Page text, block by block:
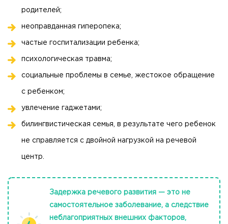
родителей;
неоправданная гиперопека;
частые госпитализации ребенка;
психологическая травма;
социальные проблемы в семье, жестокое обращение
с ребенком;
увлечение гаджетами;
билингвистическая семья, в результате чего ребенок
не справляется с двойной нагрузкой на речевой
центр.
Задержка речевого развития — это не
самостоятельное заболевание, а следствие
неблагоприятных внешних факторов,